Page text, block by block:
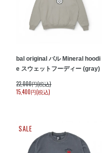
bal original バル Mineral hoodi
e スウェットフーディー (gray)
22,000円(税込)
15,400円(税込)
SALE